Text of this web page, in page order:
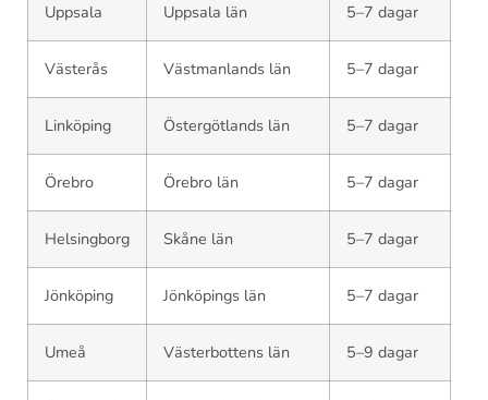
Uppsala Uppsala län 5–7 dagar
Västerås Västmanlands län 5–7 dagar
Linköping Östergötlands län 5–7 dagar
Örebro Örebro län 5–7 dagar
Helsingborg Skåne län 5–7 dagar
Jönköping Jönköpings län 5–7 dagar
Umeå Västerbottens län 5–9 dagar